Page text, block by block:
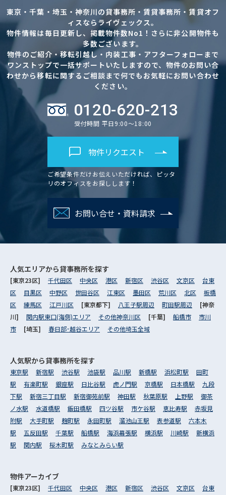
東京・千葉・埼玉・神奈川の貸事務所・賃貸事務所・賃貸オフ
ィスならライヴェックス。
物件情報は毎日更新し、掲載物件数No1！さらに非公開物件も
多数ございます。
物件のご紹介・移転引越し・内装工事・アフターフォローまで
ワンストップで一括サポートいたしますので、物件のお問い合
わせから移転に関するご相談まで何でもお気軽にお問い合わせ
ください。
0120-620-213
受付時間 平日9:00～18:00
物件リクエスト
ご希望条件だけお伝えいただければ、ピッタ
リのオフィスをお探しします！
お問い合せ・資料請求
人気エリアから貸事務所を探す
[東京23区] 千代田区 中央区 港区 新宿区 渋谷区 文京区
台東
区
目黒区 中野区 世田谷区 江東区 墨田区 荒川区 北区
板橋
区
練馬区 江戸川区 [東京都下] 八王子駅周辺 町田駅周辺
[神奈
川] 関内駅東口(海側)エリア その他神奈川区 [千葉] 船橋市
市川
市
[埼玉] 春日部･越谷エリア その他埼玉全域
人気駅から貸事務所を探す
東京駅 新宿駅 渋谷駅 池袋駅 品川駅 新橋駅 浜松町駅
田町
駅
有楽町駅 銀座駅 日比谷駅 虎ノ門駅 京橋駅 日本橋駅
九段
下駅
新宿三丁目駅 新宿御苑前駅 神田駅 秋葉原駅 上野駅
御茶
ノ水駅
水道橋駅 飯田橋駅 四ツ谷駅 市ケ谷駅 恵比寿駅
赤坂見
附駅
大手町駅 麹町駅 永田町駅 溜池山王駅 表参道駅
六本木
駅
五反田駅 千葉駅 船橋駅 海浜幕張駅 横浜駅 川崎駅
新横浜
駅
関内駅 桜木町駅 みなとみらい駅
物件アーカイブ
[東京23区] 千代田区 中央区 港区 新宿区 渋谷区 文京区 台東